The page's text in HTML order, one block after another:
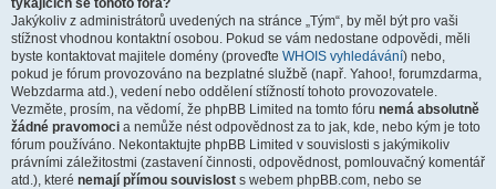
týkajících se tohoto fóra?
Jakýkoliv z administrátorů uvedených na stránce „Tým“, by měl být pro vaši
stížnost vhodnou kontaktní osobou. Pokud se vám nedostane odpovědi, měli
byste kontaktovat majitele domény (proveďte WHOIS vyhledávání) nebo,
pokud je fórum provozováno na bezplatné službě (např. Yahoo!, forumzdarma,
Webzdarma atd.), vedení nebo oddělení stížností tohoto provozovatele.
Vezměte, prosím, na vědomí, že phpBB Limited na tomto fóru nemá absolutně
žádné pravomoci a nemůže nést odpovědnost za to jak, kde, nebo kým je toto
fórum používáno. Nekontaktujte phpBB Limited v souvislosti s jakýmikoliv
právními záležitostmi (zastavení činnosti, odpovědnost, pomlouvačný komentář
atd.), které nemají přímou souvislost s webem phpBB.com, nebo se